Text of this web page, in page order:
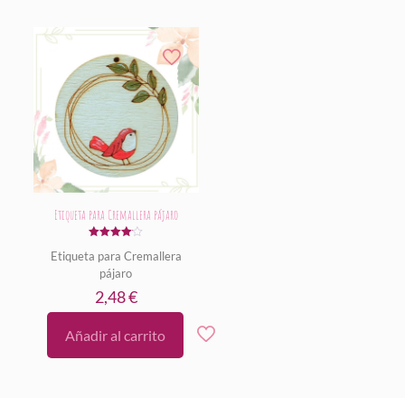
Etiqueta para Cremallera pájaro
con
de 5
Etiqueta para Cremallera
pájaro
2,48€
Añadir al carrito